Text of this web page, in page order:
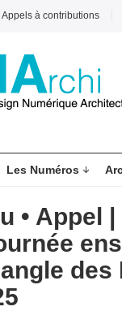
Appels à contributions
Les Numéros
• Appel